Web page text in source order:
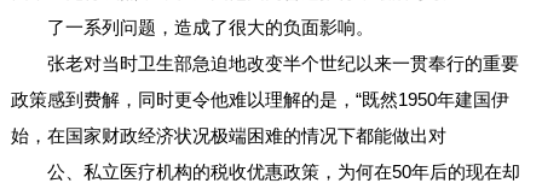
了一系列问题，造成了很大的负面影响。
张老对当时卫生部急迫地改变半个世纪以来一贯奉行的重要
政策感到费解，同时更令他难以理解的是，“既然1950年建国伊
始，在国家财政经济状况极端困难的情况下都能做出对
公、私立医疗机构的税收优惠政策，为何在50年后的现在却